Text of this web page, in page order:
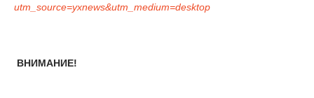
utm_source=yxnews&utm_medium=desktop
ВНИМАНИЕ!